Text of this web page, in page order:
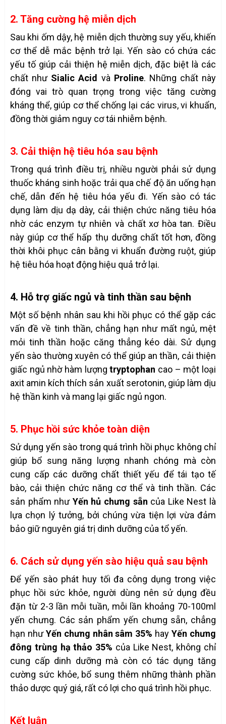
2. Tăng cường hệ miễn dịch
Sau khi ốm dậy, hệ miễn dịch thường suy yếu, khiến
cơ thể dễ mắc bệnh trở lại. Yến sào có chứa các
yếu tố giúp cải thiện hệ miễn dịch, đặc biệt là các
chất như Sialic Acid và Proline. Những chất này
đóng vai trò quan trọng trong việc tăng cường
kháng thể, giúp cơ thể chống lại các virus, vi khuẩn,
đồng thời giảm nguy cơ tái nhiễm bệnh.
3. Cải thiện hệ tiêu hóa sau bệnh
Trong quá trình điều trị, nhiều người phải sử dụng
thuốc kháng sinh hoặc trải qua chế độ ăn uống hạn
chế, dẫn đến hệ tiêu hóa yếu đi. Yến sào có tác
dụng làm dịu dạ dày, cải thiện chức năng tiêu hóa
nhờ các enzym tự nhiên và chất xơ hòa tan. Điều
này giúp cơ thể hấp thụ dưỡng chất tốt hơn, đồng
thời khôi phục cân bằng vi khuẩn đường ruột, giúp
hệ tiêu hóa hoạt động hiệu quả trở lại.
4. Hỗ trợ giấc ngủ và tinh thần sau bệnh
Một số bệnh nhân sau khi hồi phục có thể gặp các
vấn đề về tinh thần, chẳng hạn như mất ngủ, mệt
mỏi tinh thần hoặc căng thẳng kéo dài. Sử dụng
yến sào thường xuyên có thể giúp an thần, cải thiện
giấc ngủ nhờ hàm lượngtryptophan cao – một loại
axit amin kích thích sản xuất serotonin, giúp làm dịu
hệ thần kinh và mang lại giấc ngủ ngon.
5. Phục hồi sức khỏe toàn diện
Sử dụng yến sào trong quá trình hồi phục không chỉ
giúp bổ sung năng lượng nhanh chóng mà còn
cung cấp các dưỡng chất thiết yếu để tái tạo tế
bào, cải thiện chức năng cơ thể và tinh thần. Các
sản phẩm như Yến hủ chưng sẵn của Like Nest là
lựa chọn lý tưởng, bởi chúng vừa tiện lợi vừa đảm
bảo giữ nguyên giá trị dinh dưỡng của tổ yến.
6. Cách sử dụng yến sào hiệu quả sau bệnh
Để yến sào phát huy tối đa công dụng trong việc
phục hồi sức khỏe, người dùng nên sử dụng đều
đặn từ 2-3 lần mỗi tuần, mỗi lần khoảng 70-100ml
yến chưng. Các sản phẩm yến chưng sẵn, chẳng
hạn nhưYến chưng nhân sâm 35% hayYến chưng
đông trùng hạ thảo 35% của Like Nest, không chỉ
cung cấp dinh dưỡng mà còn có tác dụng tăng
cường sức khỏe, bổ sung thêm những thành phần
thảo dược quý giá, rất có lợi cho quá trình hồi phục.
Kết luận